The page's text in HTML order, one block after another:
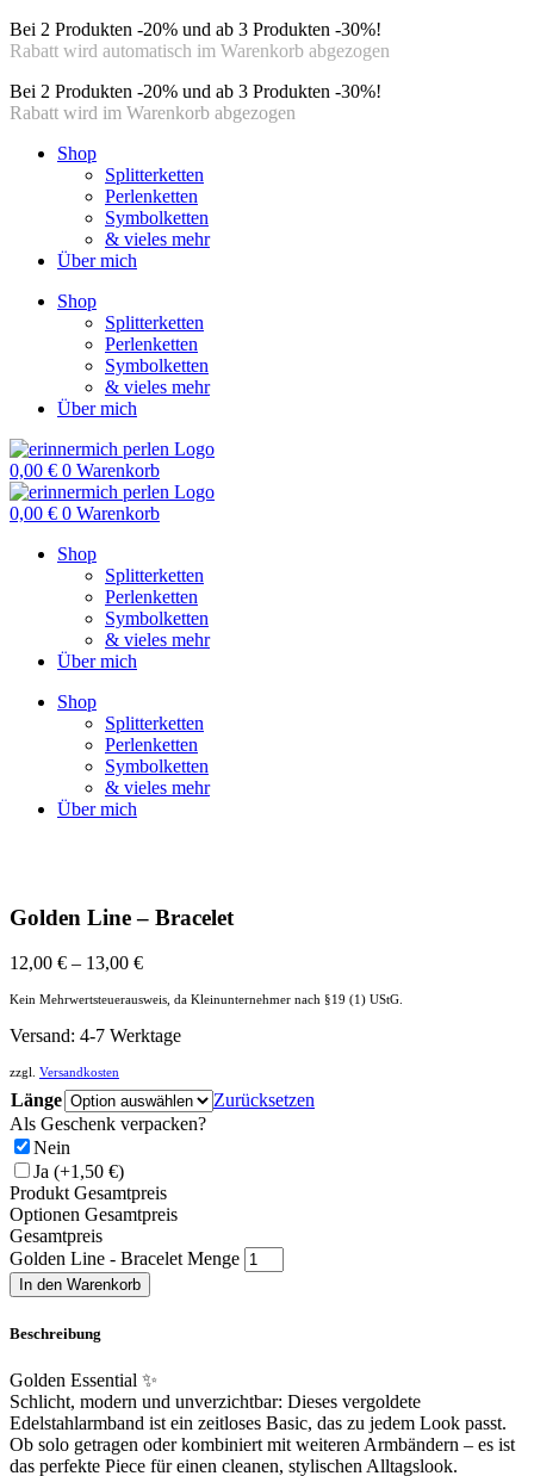
Bei 2 Produkten -20% und ab 3 Produkten -30%!
Rabatt wird automatisch im Warenkorb abgezogen
Bei 2 Produkten -20% und ab 3 Produkten -30%!
Rabatt wird im Warenkorb abgezogen
Shop
Splitterketten
Perlenketten
Symbolketten
& vieles mehr
Über mich
Shop
Splitterketten
Perlenketten
Symbolketten
& vieles mehr
Über mich
0,00 € 0 Warenkorb
0,00 € 0 Warenkorb
Shop
Splitterketten
Perlenketten
Symbolketten
& vieles mehr
Über mich
Shop
Splitterketten
Perlenketten
Symbolketten
& vieles mehr
Über mich
Golden Line – Bracelet
12,00 € – 13,00 €
Kein Mehrwertsteuerausweis, da Kleinunternehmer nach §19 (1) UStG.
Versand: 4-7 Werktage
zzgl. Versandkosten
Länge
Zurücksetzen
Als Geschenk verpacken?
Nein
Ja (+1,50 €)
Produkt Gesamtpreis
Optionen Gesamtpreis
Gesamtpreis
Golden Line - Bracelet Menge
In den Warenkorb
Beschreibung
Golden Essential ✨
Schlicht, modern und unverzichtbar: Dieses vergoldete
Edelstahlarmband ist ein zeitloses Basic, das zu jedem Look passt.
Ob solo getragen oder kombiniert mit weiteren Armbändern – es ist
das perfekte Piece für einen cleanen, stylischen Alltagslook.